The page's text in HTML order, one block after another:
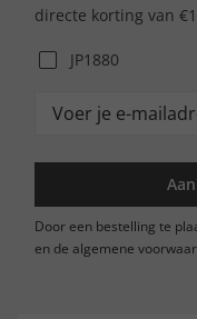
directe korting van
JP1880
Door een bestelling te
en de algemene